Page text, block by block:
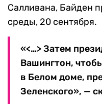
Салливана, Байден
среды, 20 сентября.
«<…> Затем
Вашингтон,
в Белом доме,
Зеленского», —